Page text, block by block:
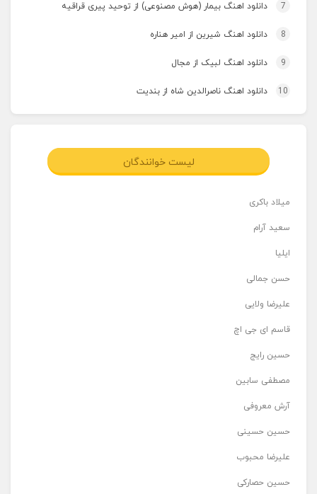
7 دانلود اهنگ بیمار (هوش مصنوعی) از توحید پیری قراقیه
8 دانلود اهنگ شیرین از امیر هناره
9 دانلود اهنگ لبیک از مجال
10 دانلود اهنگ ناصرالدین شاه از بندیت
لیست خوانندگان
میلاد باکری
سعید آرام
ایلیا
حسن جمالی
علیرضا ولایی
قاسم ای جی اچ
حسین رایج
مصطفی سابین
آرش معروفی
حسین حسینی
علیرضا محبوب
حسین حصارکی